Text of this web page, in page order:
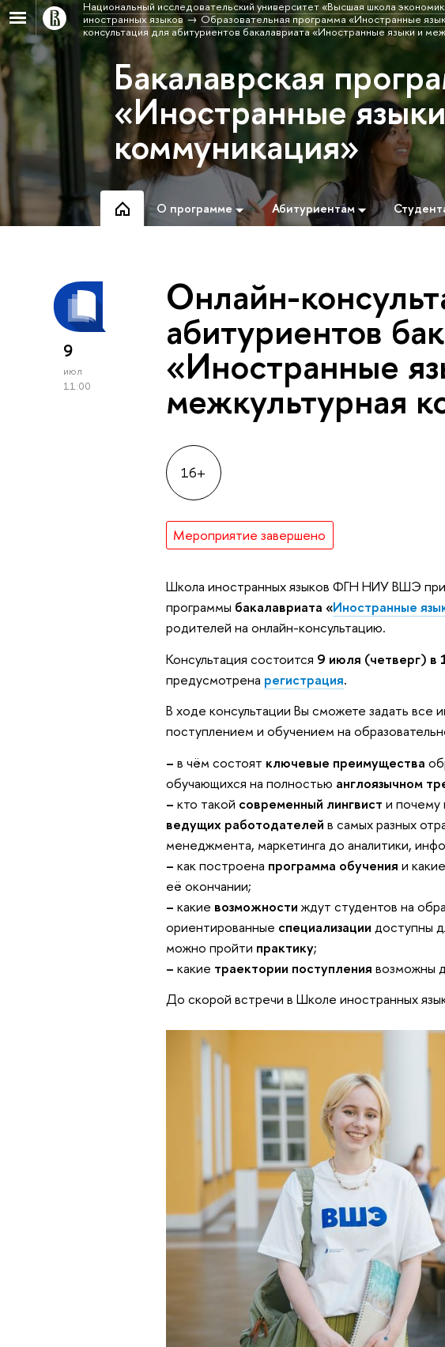
Национальный исследовательский университет «Высшая школа
иностранных языков
Образовательная программа «Иностранные
консультация для абитуриентов бакалавриата «Иностранные языки и
Бакалаврская
«Иностранные
коммуникация»
О программе Абитуриентам
9
июл
11:00
Онлайн-
абитуриентов
«Иностранные
межкультурная
16+
Мероприятие завершено
Школа иностранных языков ФГН НИУ ВШЭ
программы бакалавриата «Иностранные
родителей на онлайн-консультацию.
Консультация состоится 9 июля (четверг) в
предусмотрена регистрация.
В ходе консультации Вы сможете задать все
поступлением и обучением на
– в чём состоят ключевые преимущества
обучающихся на полностью англоязычном
– кто такой современный лингвист и почему
ведущих работодателей в самых разных
менеджмента, маркетинга до аналитики,
– как построена программа обучения и какие
её окончании;
– какие возможностиждут студентов на
ориентированные специализации доступны
можно пройти практику;
– какие траектории поступления возможны
До скорой встречи в Школе иностранных